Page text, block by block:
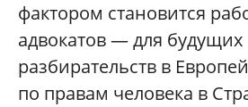
фактором становится
адвокатов — для будущих
разбирательств в
по правам человека в